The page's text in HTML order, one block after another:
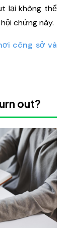
lại không thể
chứng này.
công sở và
out?